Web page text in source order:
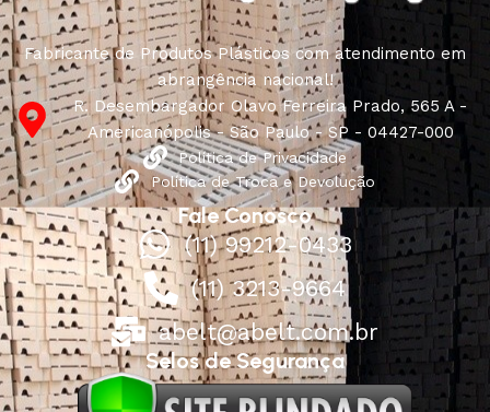
Fabricante de Produtos Plásticos com atendimento em
abrangência nacional!
R. Desembargador Olavo Ferreira Prado, 565 A -
Americanópolis - São Paulo - SP - 04427-000
Política de Privacidade
Política de Troca e Devolução
Fale Conosco
(11) 99212-0433
(11) 3213-9664
abelt@abelt.com.br
Selos de Segurança